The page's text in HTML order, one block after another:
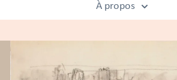
À propos